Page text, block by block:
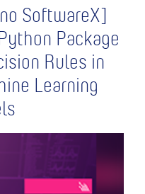
SoftwareX]
Package
Rules in
Learning